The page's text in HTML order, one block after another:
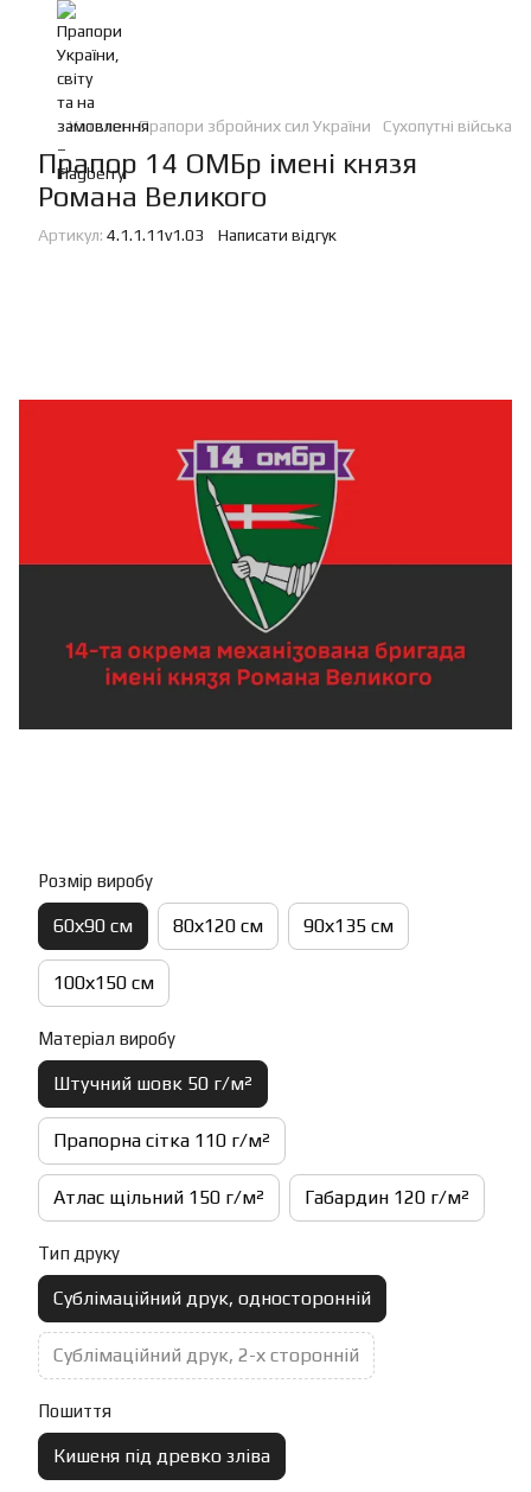
Каталог Прапори збройних сил України Сухопутні війська
Прапор 14 ОМБр імені князя
Романа Великого
Артикул: 4.1.1.11v1.03 Написати відгук
Розмір виробу
60х90 см 80х120 см 90х135 см
100х150 см
Матеріал виробу
Штучний шовк 50 г/м²
Прапорна сітка 110 г/м²
Атлас щільний 150 г/м² Габардин 120 г/м²
Тип друку
Сублімаційний друк, односторонній
Сублімаційний друк, 2-х сторонній
Пошиття
Кишеня під древко зліва